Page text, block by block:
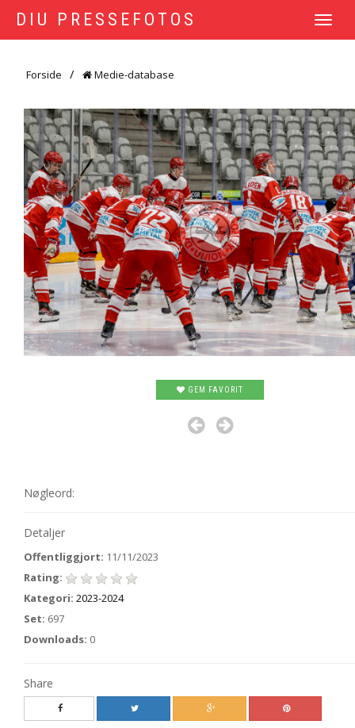
DIU PRESSEFOTOS
TOGGLE
Forside Medie-database
GEM FAVORIT
Nøgleord:
Detaljer
Offentliggjort: 11/11/2023
Rating:
Kategori: 2023-2024
Set: 697
Downloads: 0
Share